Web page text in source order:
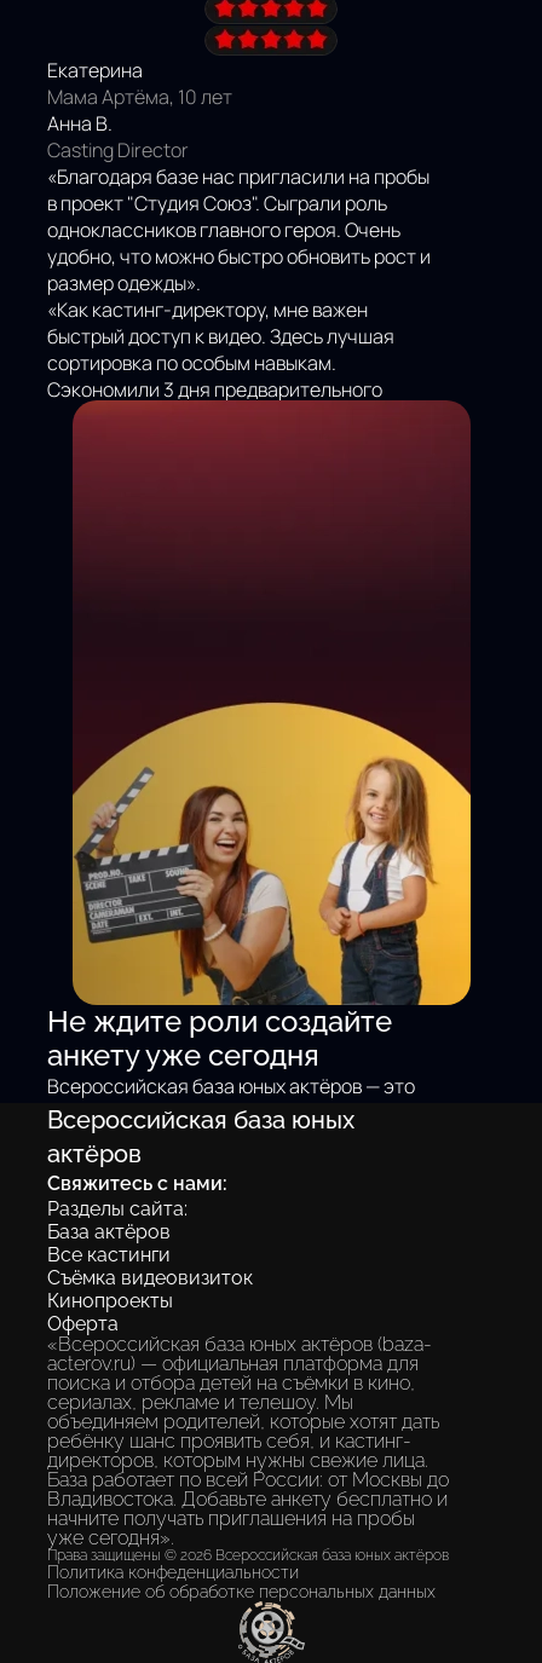
Екатерина
Мама Артёма, 10 лет
Анна В.
Casting Director
«Благодаря базе нас пригласили на пробы
в проект "Студия Союз". Сыграли роль
одноклассников главного героя. Очень
удобно, что можно быстро обновить рост и
размер одежды».
«Как кастинг-директору, мне важен
быстрый доступ к видео. Здесь лучшая
сортировка по особым навыкам.
Сэкономили 3 дня предварительного
поиска».
Не ждите роли создайте
анкету уже сегодня
Всероссийская база юных актёров — это
не просто доска объявлений. Это
экосистема, где каждый ребенок
получает шанс быть замеченным без
«знакомств» и протекций.
Всероссийская база юных
актёров
Свяжитесь с нами:
Разделы сайта:
База актёров
Все кастинги
Съёмка видеовизиток
Кинопроекты
Оферта
«Всероссийская база юных актёров (baza-
acterov.ru) — официальная платформа для
поиска и отбора детей на съёмки в кино,
сериалах, рекламе и телешоу. Мы
объединяем родителей, которые хотят дать
ребёнку шанс проявить себя, и кастинг-
директоров, которым нужны свежие лица.
База работает по всей России: от Москвы до
Владивостока. Добавьте анкету бесплатно и
начните получать приглашения на пробы
уже сегодня».
Права защищены © 2026 Всероссийская база юных актёров
Политика конфеденциальности
Положение об обработке персональных данных